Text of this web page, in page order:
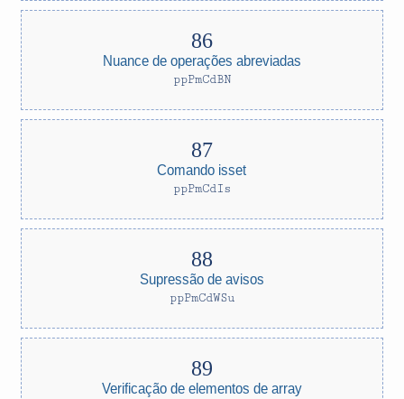
Nuance de operações abreviadas
ppPmCdBN
Comando isset
ppPmCdIs
Supressão de avisos
ppPmCdWSu
Verificação de elementos de array